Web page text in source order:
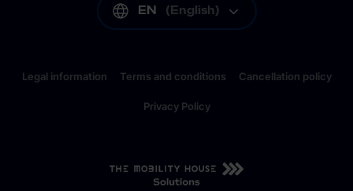
EN (English)
Legal information Terms and conditions Cancellation policy
Privacy Policy